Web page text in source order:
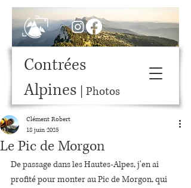
Contrées
Alpines
| Photos
Le Pic de Morgon
Clément Robert
18 juin 2025
De passage dans les Hautes-Alpes, j'en ai
profité pour monter au Pic de Morgon, qui